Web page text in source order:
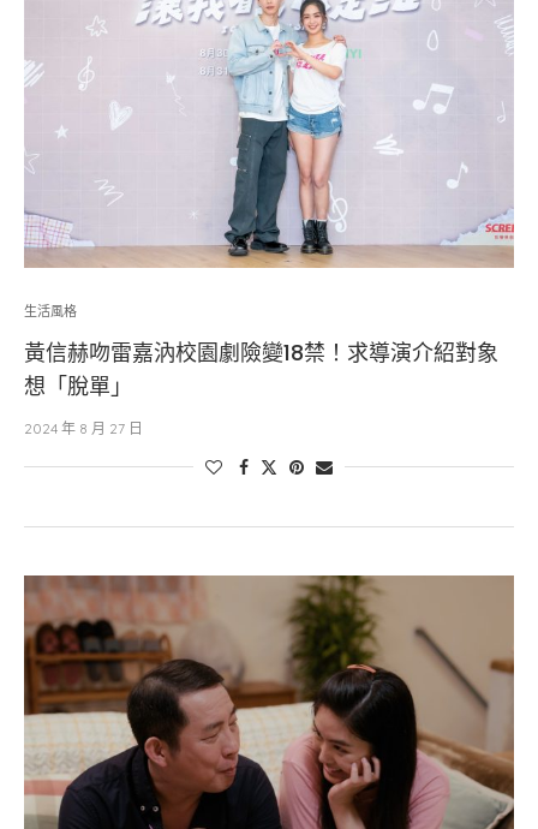
生活風格
黃信赫吻雷嘉汭校園劇險變18禁！求導演介紹對象
想「脫單」
2024 年 8 月 27 日